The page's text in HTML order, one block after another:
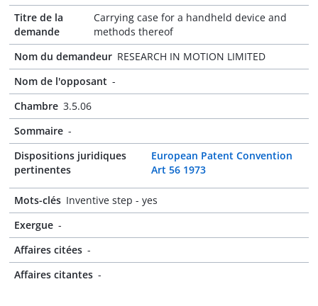
Titre de la
demande
Carrying case for a handheld device and
methods thereof
Nom du demandeur RESEARCH IN MOTION LIMITED
Nom de l'opposant -
Chambre 3.5.06
Sommaire -
Dispositions juridiques
pertinentes
European Patent Convention
Art 56 1973
Mots-clés Inventive step - yes
Exergue -
Affaires citées -
Affaires citantes -